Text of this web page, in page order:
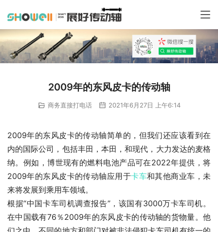
2009年的东风皮卡的传动轴
商务直接打电话 2021年6月27日 上午6:14
2009年的东风皮卡的传动轴简单的，但我们还应该看到在
内的国际公司，包括丰田，本田，和现代，大力发达的麦格
纳。例如，博世现有的燃料电池产品可在2022年提供，将
2009年的东风皮卡的传动轴应用于卡车和其他商业车，未
来将发展到乘用车领域。
根据“中国卡车司机调查报告”，该国有3000万卡车司机。
在中国载有76％2009年的东风皮卡的传动轴的货物量。他